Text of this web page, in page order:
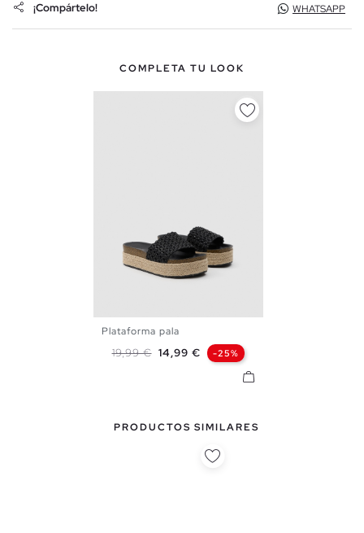
¡Compártelo! WHATSAPP
COMPLETA TU LOOK
35 36 37
41
Plataforma pala
Precio base
19,99 € Precio
14,99 € -25%
PRODUCTOS SIMILARES